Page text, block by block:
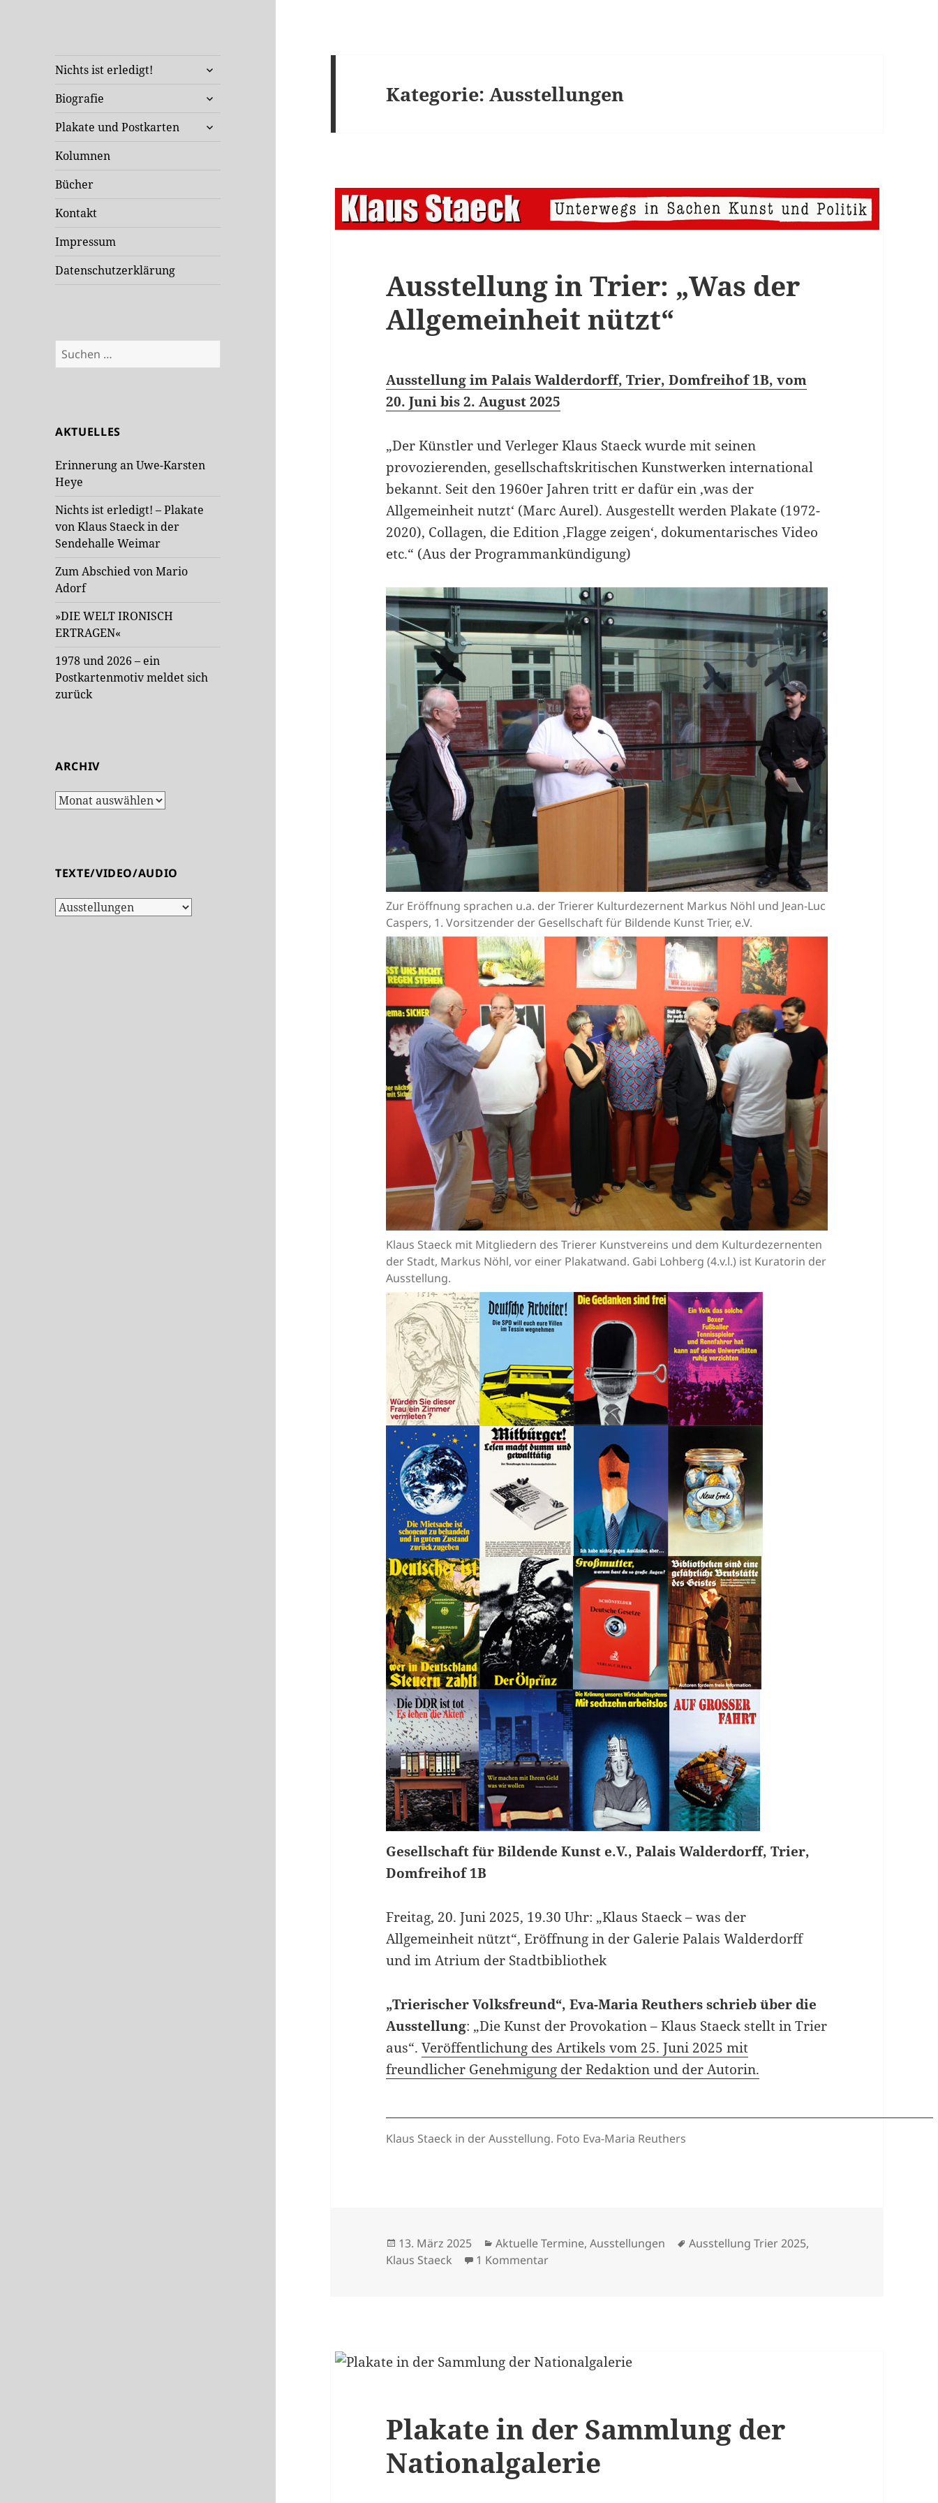
Klaus Staeck
Unterwegs in Sachen Kunst
Nichts ist erledigt!
untermenü
Biografie
untermenü
Plakate und Postkarten
untermenü
Kolumnen
Bücher
Kontakt
Impressum
Datenschutzerklärung
Suchen
nach:
AKTUELLES
Erinnerung an Uwe-Karsten
Heye
Nichts ist erledigt! – Plakate
von Klaus Staeck in der
Sendehalle Weimar
Zum Abschied von Mario
Adorf
»DIE WELT IRONISCH
ERTRAGEN«
1978 und 2026 – ein
Postkartenmotiv meldet sich
zurück
ARCHIV
Archiv
TEXTE/VIDEO/AUDIO
Texte/Video/Audio
Kategorie:Ausstellungen
Ausstellung in Trier: „Was der
Allgemeinheit nützt“
Ausstellung im Palais Walderdorff, Trier, Domfreihof 1B, vom
20. Juni bis 2. August 2025
„Der Künstler und Verleger Klaus Staeck wurde mit seinen
provozierenden, gesellschaftskritischen Kunstwerken international
bekannt. Seit den 1960er Jahren tritt er dafür ein ‚was der
Allgemeinheit nutzt‘ (Marc Aurel). Ausgestellt werden Plakate (1972-
2020), Collagen, die Edition ‚Flagge zeigen‘, dokumentarisches Video
etc.“ (Aus der Programmankündigung)
Zur Eröffnung sprachen u.a. der Trierer Kulturdezernent Markus Nöhl und Jean-Luc
Caspers, 1. Vorsitzender der Gesellschaft für Bildende Kunst Trier, e.V.
Klaus Staeck mit Mitgliedern des Trierer Kunstvereins und dem Kulturdezernenten
der Stadt, Markus Nöhl, vor einer Plakatwand. Gabi Lohberg (4.v.l.) ist Kuratorin der
Ausstellung.
Gesellschaft für Bildende Kunst e.V., Palais Walderdorff, Trier,
Domfreihof 1B
Freitag, 20. Juni 2025, 19.30 Uhr: „Klaus Staeck – was der
Allgemeinheit nützt“, Eröffnung in der Galerie Palais Walderdorff
und im Atrium der Stadtbibliothek
„Trierischer Volksfreund“, Eva-Maria Reuthers schrieb über die
Ausstellung: „Die Kunst der Provokation – Klaus Staeck stellt in Trier
aus“.Veröffentlichung des Artikels vom 25. Juni 2025 mit
freundlicher Genehmigung der Redaktion und der Autorin.
Klaus Staeck in der Ausstellung. Foto Eva-Maria Reuthers
Veröffentlicht
am
13. März 2025 Kategorien
Aktuelle Termine,Ausstellungen Schlagwörter
Ausstellung Trier 2025,
Klaus Staeck
1 Kommentarzu Ausstellung in Trier: „Was der Allgemeinheit nützt“
Plakate in der Sammlung der
Nationalgalerie